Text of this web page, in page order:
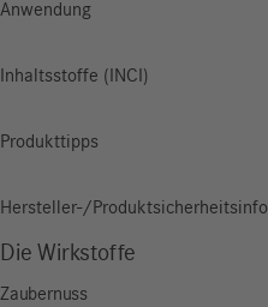
Anwendung
Inhaltsstoffe (INCI)
Produkttipps
Hersteller-/Produktsicherheitsinfo
Die Wirkstoffe
Zaubernuss